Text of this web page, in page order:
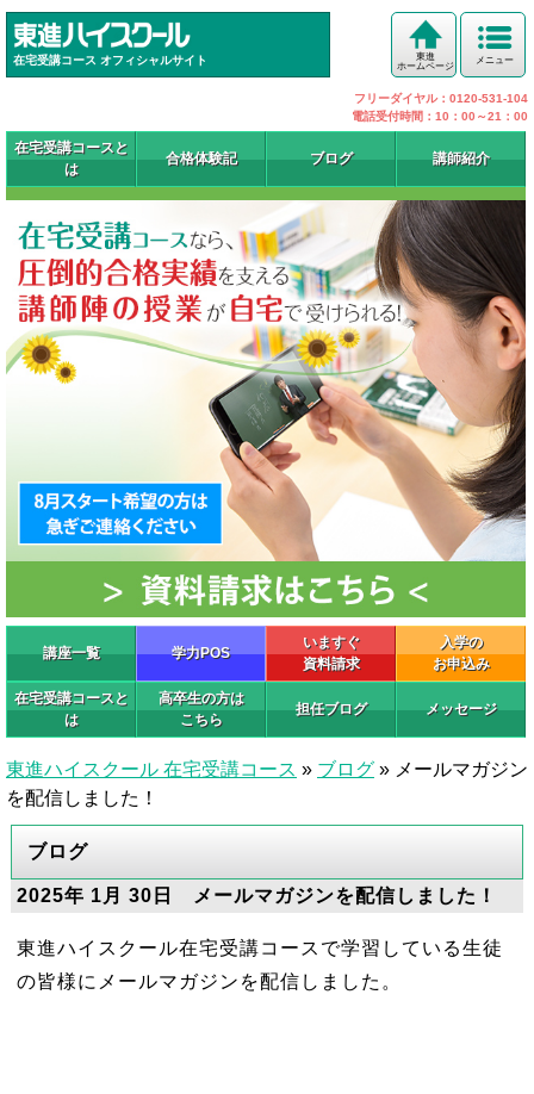
在宅受講コース オフィシャルサイト メニュー
東進
ホームページ
フリーダイヤル：0120-531-104
電話受付時間：10：00～21：00
在宅受講コースと
は
合格体験記 ブログ 講師紹介
講座一覧 学力POS
いますぐ
資料請求
入学の
お申込み
在宅受講コースと
は
高卒生の方は
こちら
担任ブログ メッセージ
東進ハイスクール 在宅受講コース » ブログ » メールマガジン
を配信しました！
ブログ
2025年 1月 30日 メールマガジンを配信しました！
東進ハイスクール在宅受講コースで学習している生徒
の皆様にメールマガジンを配信しました。